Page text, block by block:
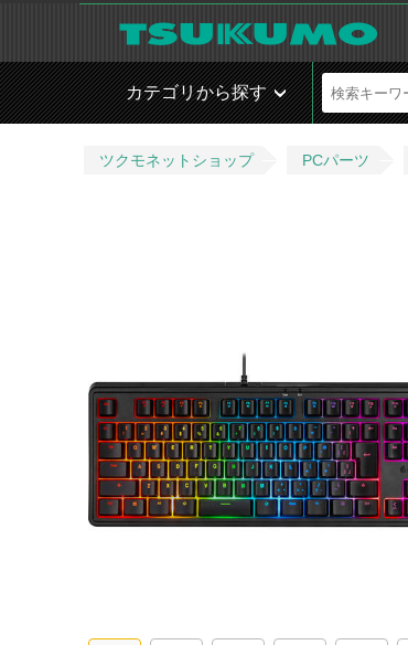
カテゴリから探す
ツクモネットショップ PCパーツ